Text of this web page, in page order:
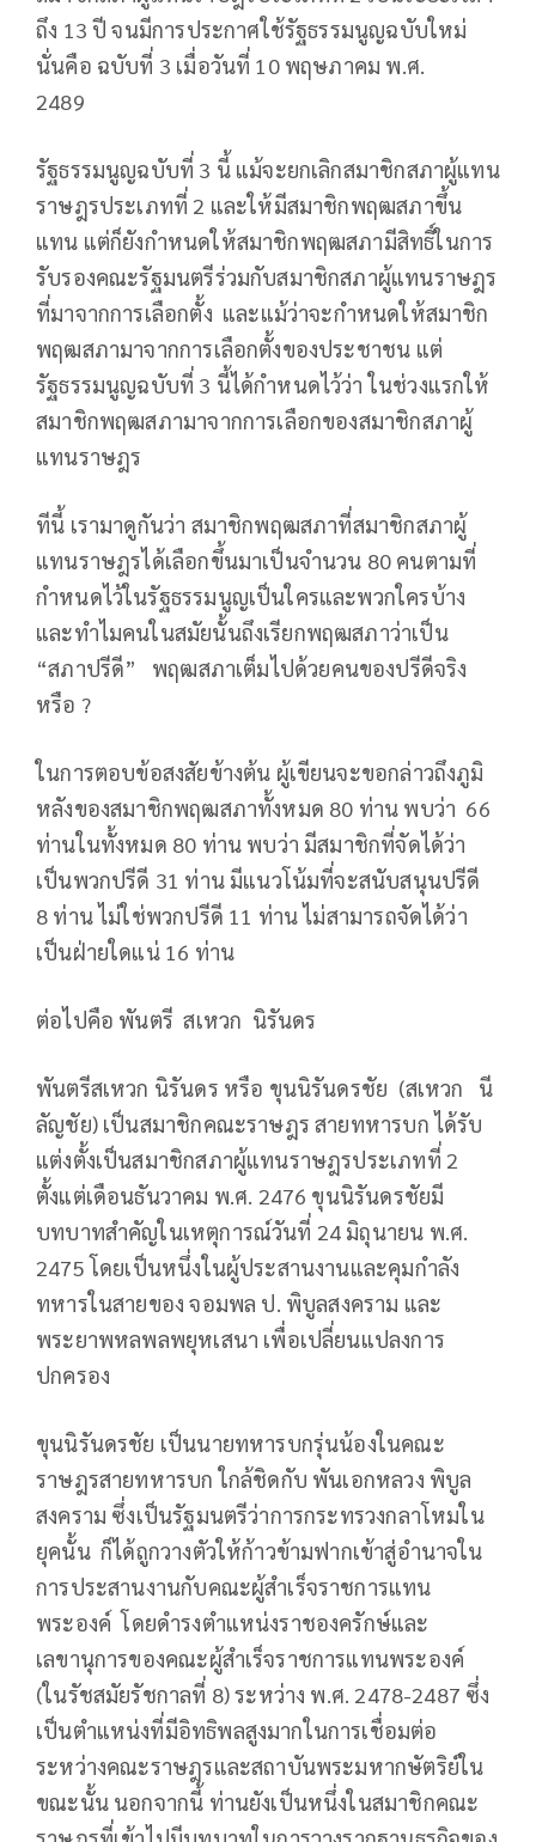
ถึง 13 ปี จนมีการประกาศใช้รัฐธรรมนูญฉบับใหม่
นั่นคือ ฉบับที่ 3 เมื่อวันที่ 10 พฤษภาคม พ.ศ.
2489
รัฐธรรมนูญฉบับที่ 3 นี้ แม้จะยกเลิกสมาชิกสภาผู้แทน
ราษฎรประเภทที่ 2 และให้มีสมาชิกพฤฒสภาขึ้น
แทน แต่ก็ยังกำหนดให้สมาชิกพฤฒสภามีสิทธิ์ในการ
รับรองคณะรัฐมนตรีร่วมกับสมาชิกสภาผู้แทนราษฎร
ที่มาจากการเลือกตั้ง และแม้ว่าจะกำหนดให้สมาชิก
พฤฒสภามาจากการเลือกตั้งของประชาชน แต่
รัฐธรรมนูญฉบับที่ 3 นี้ได้กำหนดไว้ว่า ในช่วงแรกให้
สมาชิกพฤฒสภามาจากการเลือกของสมาชิกสภาผู้
แทนราษฎร
ทีนี้ เรามาดูกันว่า สมาชิกพฤฒสภาที่สมาชิกสภาผู้
แทนราษฎรได้เลือกขึ้นมาเป็นจำนวน 80 คนตามที่
กำหนดไว้ในรัฐธรรมนูญเป็นใครและพวกใครบ้าง
และทำไมคนในสมัยนั้นถึงเรียกพฤฒสภาว่าเป็น
“สภาปรีดี”
พฤฒสภาเต็มไปด้วยคนของปรีดีจริง
หรือ ?
ในการตอบข้อสงสัยข้างต้น ผู้เขียนจะขอกล่าวถึงภูมิ
หลังของสมาชิกพฤฒสภาทั้งหมด 80 ท่าน พบว่า 66
ท่านในทั้งหมด 80 ท่าน พบว่า มีสมาชิกที่จัดได้ว่า
เป็นพวกปรีดี 31 ท่าน มีแนวโน้มที่จะสนับสนุนปรีดี
8 ท่าน ไม่ใช่พวกปรีดี 11 ท่าน ไม่สามารถจัดได้ว่า
เป็นฝ่ายใดแน่ 16 ท่าน
ต่อไปคือ พันตรี สเหวก นิรันดร
พันตรีสเหวก นิรันดร หรือ ขุนนิรันดรชัย (สเหวก นี
ลัญชัย) เป็นสมาชิกคณะราษฎร สายทหารบก ได้รับ
แต่งตั้งเป็นสมาชิกสภาผู้แทนราษฎรประเภทที่ 2
ตั้งแต่เดือนธันวาคม พ.ศ. 2476 ขุนนิรันดรชัยมี
บทบาทสำคัญในเหตุการณ์วันที่ 24 มิถุนายน พ.ศ.
2475 โดยเป็นหนึ่งในผู้ประสานงานและคุมกำลัง
ทหารในสายของ จอมพล ป. พิบูลสงคราม และ
พระยาพหลพลพยุหเสนา เพื่อเปลี่ยนแปลงการ
ปกครอง
ขุนนิรันดรชัย เป็นนายทหารบกรุ่นน้องในคณะ
ราษฎรสายทหารบก ใกล้ชิดกับ พันเอกหลวง พิบูล
สงคราม ซึ่งเป็นรัฐมนตรีว่าการกระทรวงกลาโหมใน
ยุคนั้น ก็ได้ถูกวางตัวให้ก้าวข้ามฟากเข้าสู่อำนาจใน
การประสานงานกับคณะผู้สำเร็จราชการแทน
พระองค์ โดยดำรงตำแหน่งราชองครักษ์และ
เลขานุการของคณะผู้สำเร็จราชการแทนพระองค์
(ในรัชสมัยรัชกาลที่ 8) ระหว่าง พ.ศ. 2478-2487 ซึ่ง
เป็นตำแหน่งที่มีอิทธิพลสูงมากในการเชื่อมต่อ
ระหว่างคณะราษฎรและสถาบันพระมหากษัตริย์ใน
ขณะนั้น นอกจากนี้ ท่านยังเป็นหนึ่งในสมาชิกคณะ